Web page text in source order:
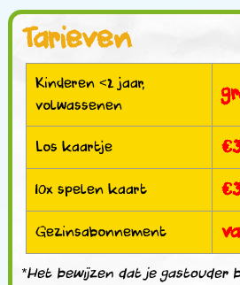
Tarieven
Kinderen <2 jaar,
volwassenen
Los kaartje
10x spelen kaart
Gezinsabonnement
*Het bewijzen dat je gastouder